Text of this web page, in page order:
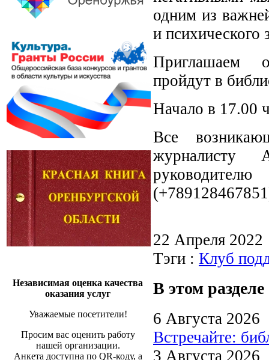
Независимая оценка качества
оказания услуг
Уважаемые посетители!
Просим вас оценить работу
нашей организации.
Анкета доступна по QR-коду, а
одним из
и психического
Приглашаем
пройдут в
Начало в 17.00
Все
журналисту
22 Апреля
Тэги : Клуб
В этом разделе
6 Августа 2026
Встречайте:
3 Августа 2026